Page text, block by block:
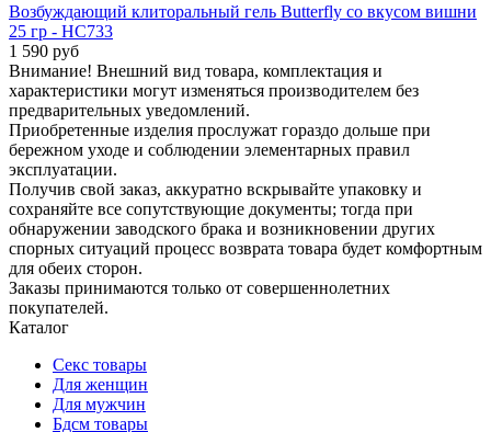
Возбуждающий клиторальный гель Butterfly со вкусом вишни
25 гр - HC733
1 590 руб
Внимание! Внешний вид товара, комплектация и
характеристики могут изменяться производителем без
предварительных уведомлений.
Приобретенные изделия прослужат гораздо дольше при
бережном уходе и соблюдении элементарных правил
эксплуатации.
Получив свой заказ, аккуратно вскрывайте упаковку и
сохраняйте все сопутствующие документы; тогда при
обнаружении заводского брака и возникновении других
спорных ситуаций процесс возврата товара будет комфортным
для обеих сторон.
Заказы принимаются только от совершеннолетних
покупателей.
Каталог
Секс товары
Для женщин
Для мужчин
Бдсм товары